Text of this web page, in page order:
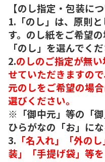
【のし指定・包装につ
1.「のし」は、原則
す。のし紙をご希望
「のし」を選んでくだ
2.のしのご指定が無
せていただきますの
元のしをご希望の場
選びください。
※「御中元」等の「
ひらがなの「お」に
3. 「名入れ」「外の
装」「手提げ袋」等